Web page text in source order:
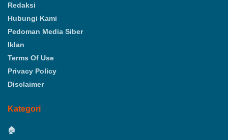
Redaksi
Hubungi Kami
Pedoman Media Siber
Iklan
Terms Of Use
Privacy Policy
Disclaimer
Kategori
🏠